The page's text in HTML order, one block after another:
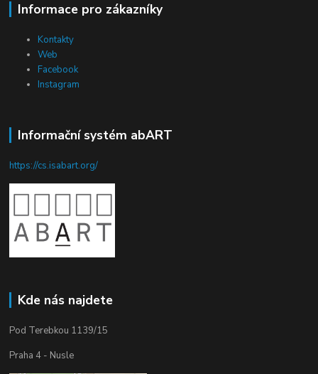
Informace pro zákazníky
Kontakty
Web
Facebook
Instagram
Informační systém abART
https://cs.isabart.org/
Kde nás najdete
Pod Terebkou 1139/15
Praha 4 - Nusle